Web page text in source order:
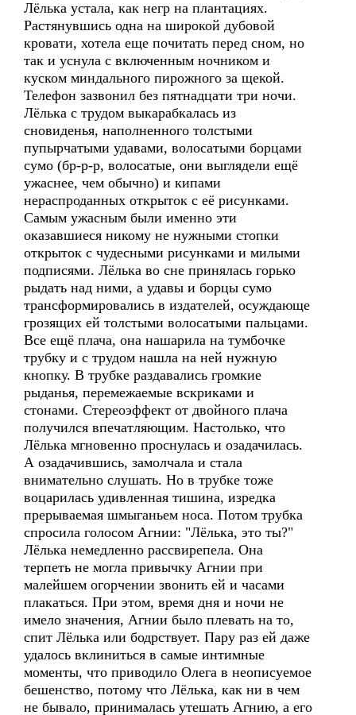
Лёлька устала, как негр на плантациях.
Растянувшись одна на широкой дубовой
кровати, хотела еще почитать перед сном, но
так и уснула с включенным ночником и
куском миндального пирожного за щекой.
Телефон зазвонил без пятнадцати три ночи.
Лёлька с трудом выкарабкалась из
сновиденья, наполненного толстыми
пупырчатыми удавами, волосатыми борцами
сумо (бр-р-р, волосатые, они выглядели ещё
ужаснее, чем обычно) и кипами
нераспроданных открыток с её рисунками.
Самым ужасным были именно эти
оказавшиеся никому не нужными стопки
открыток с чудесными рисунками и милыми
подписями. Лёлька во сне принялась горько
рыдать над ними, а удавы и борцы сумо
трансформировались в издателей, осуждающе
грозящих ей толстыми волосатыми пальцами.
Все ещё плача, она нашарила на тумбочке
трубку и с трудом нашла на ней нужную
кнопку. В трубке раздавались громкие
рыданья, перемежаемые вскриками и
стонами. Стереоэффект от двойного плача
получился впечатляющим. Настолько, что
Лёлька мгновенно проснулась и озадачилась.
А озадачившись, замолчала и стала
внимательно слушать. Но в трубке тоже
воцарилась удивленная тишина, изредка
прерываемая шмыганьем носа. Потом трубка
спросила голосом Агнии: "Лёлька, это ты?"
Лёлька немедленно рассвирепела. Она
терпеть не могла привычку Агнии при
малейшем огорчении звонить ей и часами
плакаться. При этом, время дня и ночи не
имело значения, Агнии было плевать на то,
спит Лёлька или бодрствует. Пару раз ей даже
удалось вклиниться в самые интимные
моменты, что приводило Олега в неописуемое
бешенство, потому что Лёлька, как ни в чем
не бывало, принималась утешать Агнию, а его